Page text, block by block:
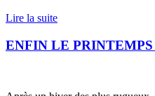
Lire la suite
ENFIN LE PRINTEMPS